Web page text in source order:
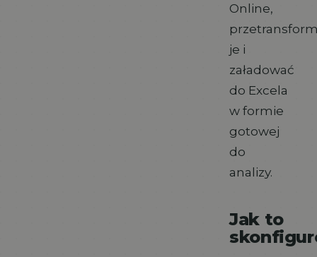
Online,
je i
załadować
do Excela
w formie
gotowej
do
analizy.
Jak to